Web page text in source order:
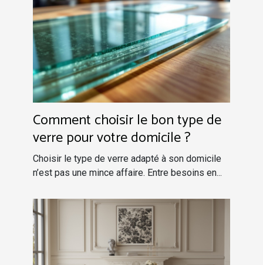
Comment choisir le bon type de
verre pour votre domicile ?
Choisir le type de verre adapté à son domicile
n’est pas une mince affaire. Entre besoins en...